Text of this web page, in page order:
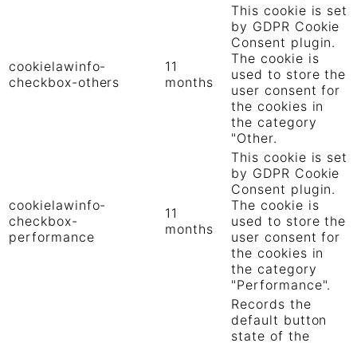
cookielawinfo-
checkbox-others
11
months
This cookie is set
by GDPR Cookie
Consent plugin.
The cookie is
used to store the
user consent for
the cookies in
the category
"Other.
cookielawinfo-
checkbox-
performance
11
months
This cookie is set
by GDPR Cookie
Consent plugin.
The cookie is
used to store the
user consent for
the cookies in
the category
"Performance".
Records the
default button
state of the